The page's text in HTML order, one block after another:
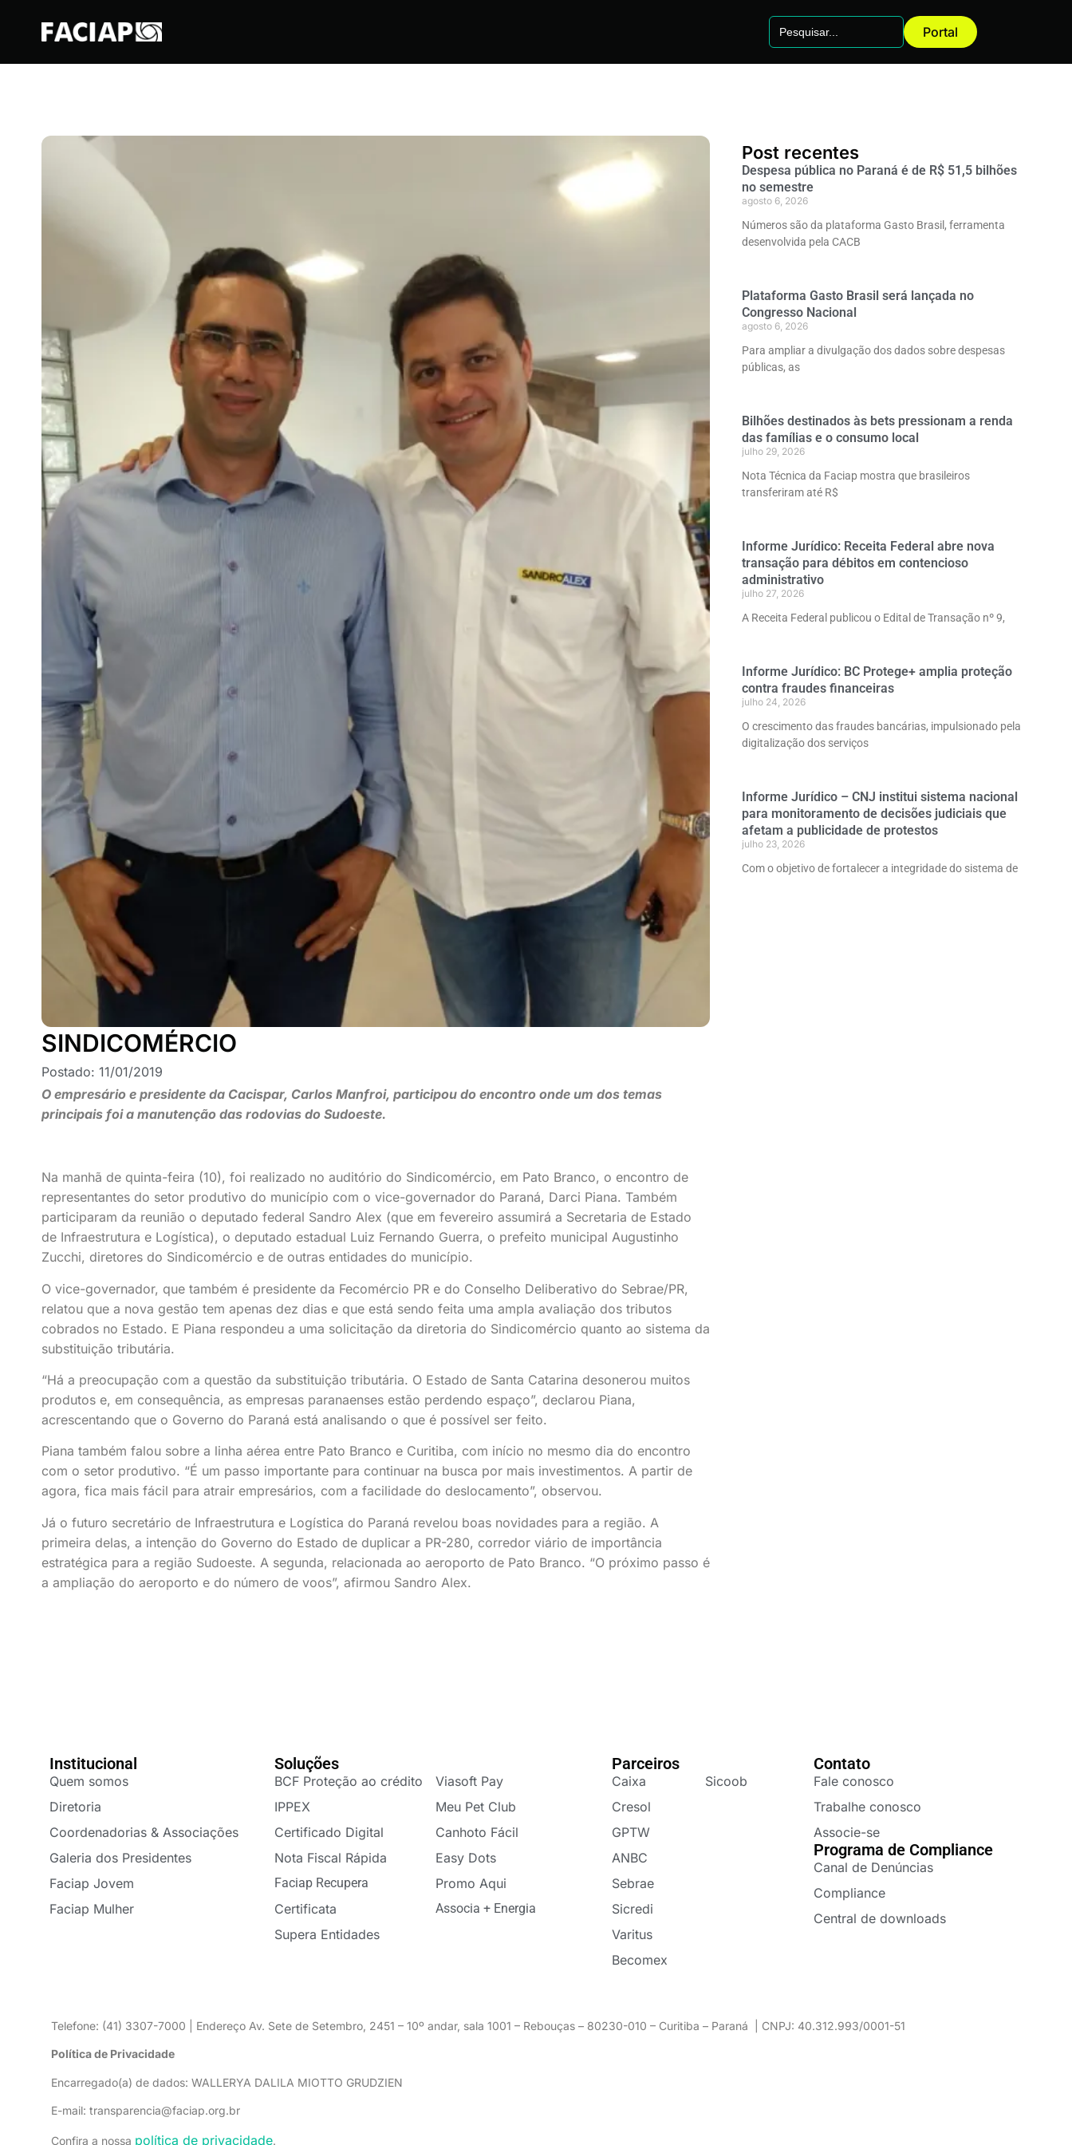
FACIAPE
Search
for:
Portal
SINDICOMÉRCIO
Postado: 11/01/2019
O empresário e presidente da Cacispar, Carlos Manfroi, participou do encontro onde um dos temas
principais foi a manutenção das rodovias do Sudoeste.
Na manhã de quinta-feira (10), foi realizado no auditório do Sindicomércio, em Pato Branco, o encontro de
representantes do setor produtivo do município com o vice-governador do Paraná, Darci Piana. Também
participaram da reunião o deputado federal Sandro Alex (que em fevereiro assumirá a Secretaria de Estado
de Infraestrutura e Logística), o deputado estadual Luiz Fernando Guerra, o prefeito municipal Augustinho
Zucchi, diretores do Sindicomércio e de outras entidades do município.
O vice-governador, que também é presidente da Fecomércio PR e do Conselho Deliberativo do Sebrae/PR,
relatou que a nova gestão tem apenas dez dias e que está sendo feita uma ampla avaliação dos tributos
cobrados no Estado. E Piana respondeu a uma solicitação da diretoria do Sindicomércio quanto ao sistema da
substituição tributária.
“Há a preocupação com a questão da substituição tributária. O Estado de Santa Catarina desonerou muitos
produtos e, em consequência, as empresas paranaenses estão perdendo espaço”, declarou Piana,
acrescentando que o Governo do Paraná está analisando o que é possível ser feito.
Piana também falou sobre a linha aérea entre Pato Branco e Curitiba, com início no mesmo dia do encontro
com o setor produtivo. “É um passo importante para continuar na busca por mais investimentos. A partir de
agora, fica mais fácil para atrair empresários, com a facilidade do deslocamento”, observou.
Já o futuro secretário de Infraestrutura e Logística do Paraná revelou boas novidades para a região. A
primeira delas, a intenção do Governo do Estado de duplicar a PR-280, corredor viário de importância
estratégica para a região Sudoeste. A segunda, relacionada ao aeroporto de Pato Branco. “O próximo passo é
a ampliação do aeroporto e do número de voos”, afirmou Sandro Alex.
Post recentes
Despesa pública no Paraná é de R$ 51,5 bilhões
no semestre
agosto 6, 2026
Números são da plataforma Gasto Brasil, ferramenta
desenvolvida pela CACB
Plataforma Gasto Brasil será lançada no
Congresso Nacional
agosto 6, 2026
Para ampliar a divulgação dos dados sobre despesas
públicas, as
Bilhões destinados às bets pressionam a renda
das famílias e o consumo local
julho 29, 2026
Nota Técnica da Faciap mostra que brasileiros
transferiram até R$
Informe Jurídico: Receita Federal abre nova
transação para débitos em contencioso
administrativo
julho 27, 2026
A Receita Federal publicou o Edital de Transação nº 9,
Informe Jurídico: BC Protege+ amplia proteção
contra fraudes financeiras
julho 24, 2026
O crescimento das fraudes bancárias, impulsionado pela
digitalização dos serviços
Informe Jurídico – CNJ institui sistema nacional
para monitoramento de decisões judiciais que
afetam a publicidade de protestos
julho 23, 2026
Com o objetivo de fortalecer a integridade do sistema de
Institucional
Quem somos
Diretoria
Coordenadorias & Associações
Galeria dos Presidentes
Faciap Jovem
Faciap Mulher
Soluções
BCF Proteção ao crédito
IPPEX
Certificado Digital
Nota Fiscal Rápida
Faciap Recupera
Certificata
Supera Entidades
Viasoft Pay
Meu Pet Club
Canhoto Fácil
Easy Dots
Promo Aqui
Associa + Energia
Parceiros
Caixa
Cresol
GPTW
ANBC
Sebrae
Sicredi
Varitus
Becomex
Sicoob
Contato
Fale conosco
Trabalhe conosco
Associe-se
Programa de Compliance
Canal de Denúncias
Compliance
Central de downloads
Telefone: (41) 3307-7000 | Endereço Av. Sete de Setembro, 2451 – 10º andar, sala 1001 – Rebouças – 80230-010 – Curitiba – Paraná | CNPJ: 40.312.993/0001-51
Política de Privacidade
Encarregado(a) de dados: WALLERYA DALILA MIOTTO GRUDZIEN
E-mail: transparencia@faciap.org.br
Confira a nossa política de privacidade.